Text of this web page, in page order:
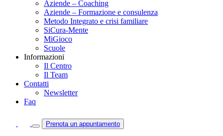
Aziende – Coaching
Aziende – Formazione e consulenza
Metodo Integrato e crisi familiare
SiCura-Mente
MiGioco
Scuole
Informazioni
Il Centro
Il Team
Contatti
Newsletter
Faq
Prenota un appuntamento